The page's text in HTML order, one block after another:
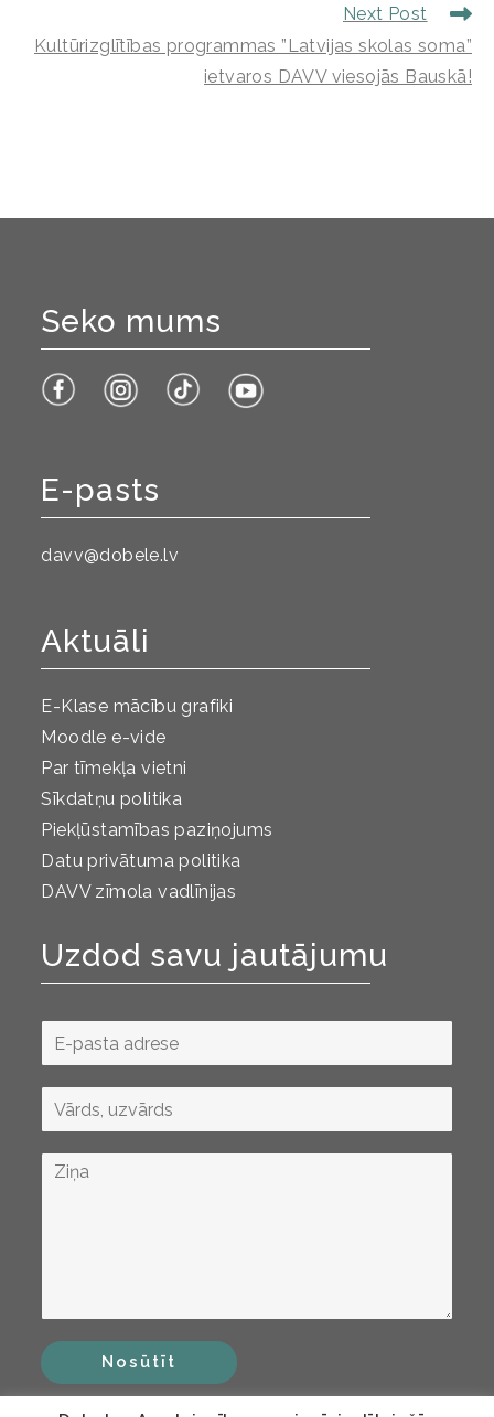
Next Post
Kultūrizglītības programmas ”Latvijas skolas soma”
ietvaros DAVV viesojās Bauskā!
Seko mums
E-pasts
davv@dobele.lv
Aktuāli
E-Klase mācību grafiki
Moodle e-vide
Par tīmekļa vietni
Sīkdatņu politika
Piekļūstamības paziņojums
Datu privātuma politika
DAVV zīmola vadlīnijas
Uzdod savu jautājumu
Nosūtīt